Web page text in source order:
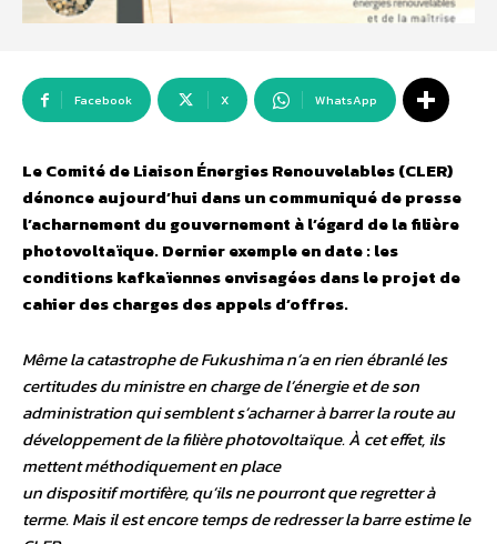
Facebook X WhatsApp
Le Comité de Liaison Énergies Renouvelables (CLER)
dénonce aujourd’hui dans un communiqué de presse
l’acharnement du gouvernement à l’égard de la filière
photovoltaïque. Dernier exemple en date : les
conditions kafkaïennes envisagées dans le projet de
cahier des charges des appels d’offres.
Même la catastrophe de Fukushima n’a en rien ébranlé les
certitudes du ministre en charge de l’énergie et de son
administration qui semblent s’acharner à barrer la route au
développement de la filière photovoltaïque. À cet effet, ils
mettent méthodiquement en place
un dispositif mortifère, qu’ils ne pourront que regretter à
terme. Mais il est encore temps de redresser la barre estime le